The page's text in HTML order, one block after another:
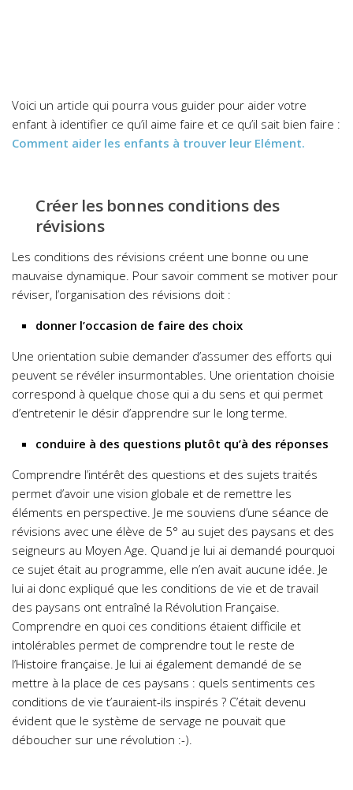
Voici un article qui pourra vous guider pour aider votre
enfant à identifier ce qu’il aime faire et ce qu’il sait bien faire :
Comment aider les enfants à trouver leur Elément.
Créer les bonnes conditions des
révisions
Les conditions des révisions créent une bonne ou une
mauvaise dynamique. Pour savoir comment se motiver pour
réviser, l’organisation des révisions doit :
donner l’occasion de faire des choix
Une orientation subie demander d’assumer des efforts qui
peuvent se révéler insurmontables. Une orientation choisie
correspond à quelque chose qui a du sens et qui permet
d’entretenir le désir d’apprendre sur le long terme.
conduire à des questions plutôt qu’à des réponses
Comprendre l’intérêt des questions et des sujets traités
permet d’avoir une vision globale et de remettre les
éléments en perspective. Je me souviens d’une séance de
révisions avec une élève de 5° au sujet des paysans et des
seigneurs au Moyen Age. Quand je lui ai demandé pourquoi
ce sujet était au programme, elle n’en avait aucune idée. Je
lui ai donc expliqué que les conditions de vie et de travail
des paysans ont entraîné la Révolution Française.
Comprendre en quoi ces conditions étaient difficile et
intolérables permet de comprendre tout le reste de
l’Histoire française. Je lui ai également demandé de se
mettre à la place de ces paysans : quels sentiments ces
conditions de vie t’auraient-ils inspirés ? C’était devenu
évident que le système de servage ne pouvait que
déboucher sur une révolution :-).